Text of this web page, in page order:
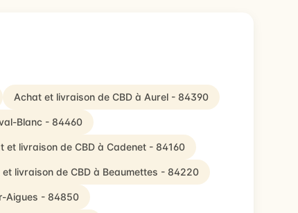
Achat et livraison de CBD à Aurel - 84390
Blanc - 84460
et livraison de CBD à Cadenet - 84160
et livraison de CBD à Beaumettes - 84220
Aigues - 84850